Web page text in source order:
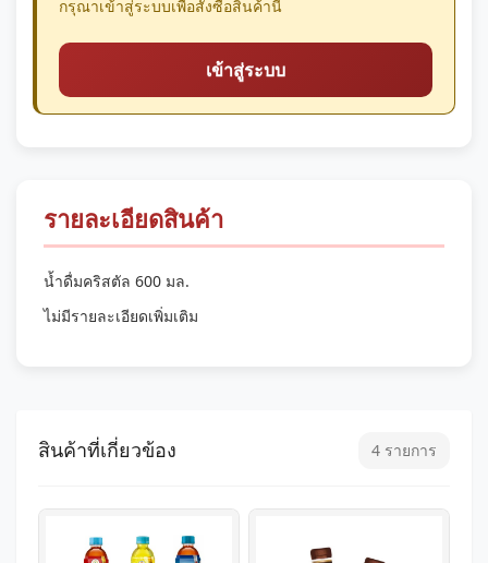
กรุณาเข้าสู่ระบบเพื่อสั่งซื้อสินค้านี้
เข้าสู่ระบบ
รายละเอียดสินค้า
น้ำดื่มคริสตัล 600 มล.
ไม่มีรายละเอียดเพิ่มเติม
สินค้าที่เกี่ยวข้อง 4 รายการ